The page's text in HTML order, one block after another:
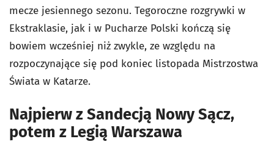
mecze jesiennego sezonu. Tegoroczne rozgrywki w
Ekstraklasie, jak i w Pucharze Polski kończą się
bowiem wcześniej niż zwykle, ze względu na
rozpoczynające się pod koniec listopada Mistrzostwa
Świata w Katarze.
Najpierw z Sandecją Nowy Sącz,
potem z Legią Warszawa